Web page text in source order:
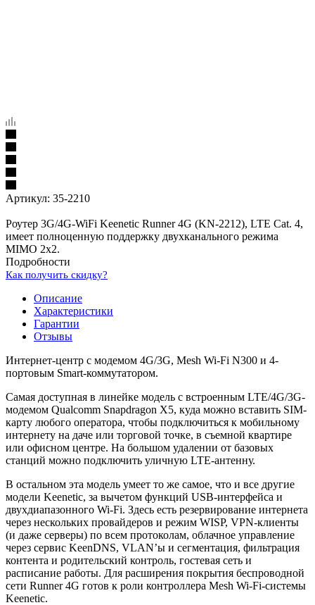
Артикул: 35-2210
Роутер 3G/4G-WiFi Keenetic Runner 4G (KN-2212), LTE Cat. 4,
имеет полноценную поддержку двухканального режима
MIMO 2x2.
Подробности
Как получить скидку?
Описание
Характеристики
Гарантии
Отзывы
Интернет-центр с модемом 4G/3G, Mesh Wi-Fi N300 и 4-
портовым Smart-коммутатором.
Самая доступная в линейке модель с встроенным LTE/4G/3G-
модемом Qualcomm Snapdragon X5, куда можно вставить SIM-
карту любого оператора, чтобы подключиться к мобильному
интернету на даче или торговой точке, в съемной квартире
или офисном центре. На большом удалении от базовых
станций можно подключить уличную LTE-антенну.
В остальном эта модель умеет то же самое, что и все другие
модели Keenetic, за вычетом функций USB-интерфейса и
двухдиапазонного Wi-Fi. Здесь есть резервирование интернета
через нескольких провайдеров и режим WISP, VPN-клиенты
(и даже серверы) по всем протоколам, облачное управление
через сервис KeenDNS, VLAN’ы и сегментация, фильтрация
контента и родительский контроль, гостевая сеть и
расписание работы. Для расширения покрытия беспроводной
сети Runner 4G готов к роли контроллера Mesh Wi-Fi-системы
Keenetic.